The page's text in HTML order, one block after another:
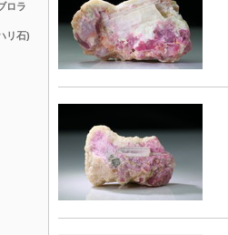
ロラ
リ石)